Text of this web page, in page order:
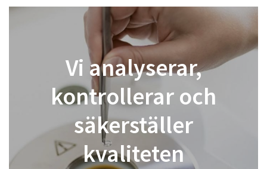
Vi analyserar,
kontrollerar och
säkerställer
kvaliteten